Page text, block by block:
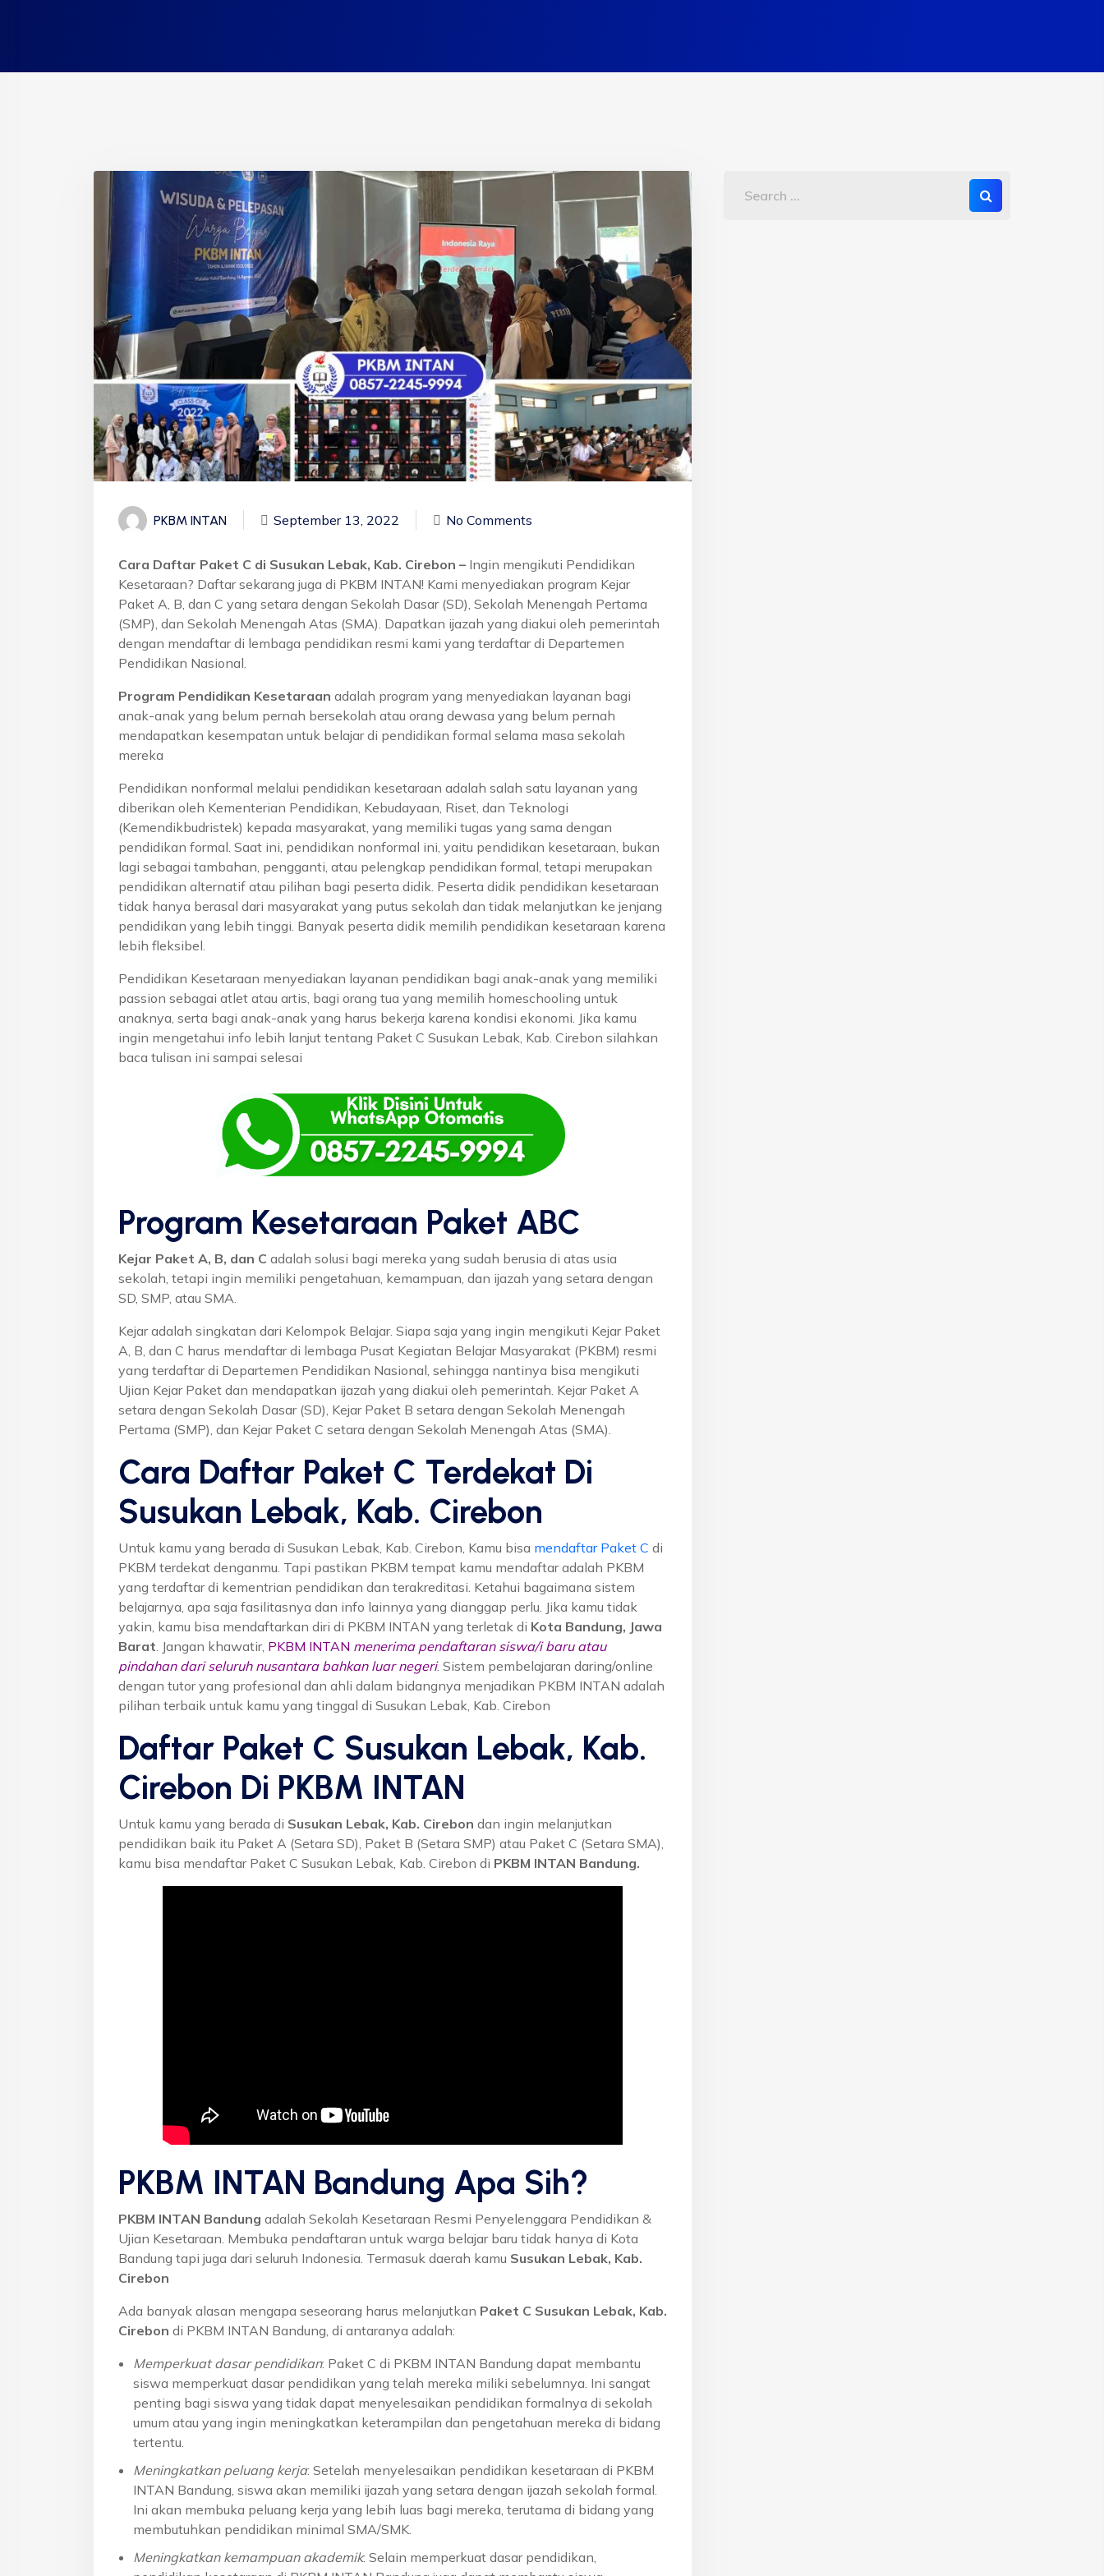
PKBM INTAN September 13, 2022 No Comments
Cara Daftar Paket C di Susukan Lebak, Kab. Cirebon – Ingin mengikuti Pendidikan
Kesetaraan? Daftar sekarang juga di PKBM INTAN! Kami menyediakan program Kejar
Paket A, B, dan C yang setara dengan Sekolah Dasar (SD), Sekolah Menengah Pertama
(SMP), dan Sekolah Menengah Atas (SMA). Dapatkan ijazah yang diakui oleh pemerintah
dengan mendaftar di lembaga pendidikan resmi kami yang terdaftar di Departemen
Pendidikan Nasional.
Program Pendidikan Kesetaraan adalah program yang menyediakan layanan bagi
anak-anak yang belum pernah bersekolah atau orang dewasa yang belum pernah
mendapatkan kesempatan untuk belajar di pendidikan formal selama masa sekolah
mereka
Pendidikan nonformal melalui pendidikan kesetaraan adalah salah satu layanan yang
diberikan oleh Kementerian Pendidikan, Kebudayaan, Riset, dan Teknologi
(Kemendikbudristek) kepada masyarakat, yang memiliki tugas yang sama dengan
pendidikan formal. Saat ini, pendidikan nonformal ini, yaitu pendidikan kesetaraan, bukan
lagi sebagai tambahan, pengganti, atau pelengkap pendidikan formal, tetapi merupakan
pendidikan alternatif atau pilihan bagi peserta didik. Peserta didik pendidikan kesetaraan
tidak hanya berasal dari masyarakat yang putus sekolah dan tidak melanjutkan ke jenjang
pendidikan yang lebih tinggi. Banyak peserta didik memilih pendidikan kesetaraan karena
lebih fleksibel.
Pendidikan Kesetaraan menyediakan layanan pendidikan bagi anak-anak yang memiliki
passion sebagai atlet atau artis, bagi orang tua yang memilih homeschooling untuk
anaknya, serta bagi anak-anak yang harus bekerja karena kondisi ekonomi. Jika kamu
ingin mengetahui info lebih lanjut tentang Paket C Susukan Lebak, Kab. Cirebon silahkan
baca tulisan ini sampai selesai
Program Kesetaraan Paket ABC
Kejar Paket A, B, dan C adalah solusi bagi mereka yang sudah berusia di atas usia
sekolah, tetapi ingin memiliki pengetahuan, kemampuan, dan ijazah yang setara dengan
SD, SMP, atau SMA.
Kejar adalah singkatan dari Kelompok Belajar. Siapa saja yang ingin mengikuti Kejar Paket
A, B, dan C harus mendaftar di lembaga Pusat Kegiatan Belajar Masyarakat (PKBM) resmi
yang terdaftar di Departemen Pendidikan Nasional, sehingga nantinya bisa mengikuti
Ujian Kejar Paket dan mendapatkan ijazah yang diakui oleh pemerintah. Kejar Paket A
setara dengan Sekolah Dasar (SD), Kejar Paket B setara dengan Sekolah Menengah
Pertama (SMP), dan Kejar Paket C setara dengan Sekolah Menengah Atas (SMA).
Cara Daftar Paket C Terdekat Di
Susukan Lebak, Kab. Cirebon
Untuk kamu yang berada di Susukan Lebak, Kab. Cirebon, Kamu bisa mendaftar Paket C di
PKBM terdekat denganmu. Tapi pastikan PKBM tempat kamu mendaftar adalah PKBM
yang terdaftar di kementrian pendidikan dan terakreditasi. Ketahui bagaimana sistem
belajarnya, apa saja fasilitasnya dan info lainnya yang dianggap perlu. Jika kamu tidak
yakin, kamu bisa mendaftarkan diri di PKBM INTAN yang terletak di Kota Bandung, Jawa
Barat . Jangan khawatir, PKBM INTAN menerima pendaftaran siswa/i baru atau
pindahan dari seluruh nusantara bahkan luar negeri. Sistem pembelajaran daring/online
dengan tutor yang profesional dan ahli dalam bidangnya menjadikan PKBM INTAN adalah
pilihan terbaik untuk kamu yang tinggal di Susukan Lebak, Kab. Cirebon
Daftar Paket C Susukan Lebak, Kab.
Cirebon Di PKBM INTAN
Untuk kamu yang berada di Susukan Lebak, Kab. Cirebon dan ingin melanjutkan
pendidikan baik itu Paket A (Setara SD), Paket B (Setara SMP) atau Paket C (Setara SMA),
kamu bisa mendaftar Paket C Susukan Lebak, Kab. Cirebon di PKBM INTAN Bandung.
PKBM INTAN Bandung Apa Sih?
PKBM INTAN Bandung adalah Sekolah Kesetaraan Resmi Penyelenggara Pendidikan &
Ujian Kesetaraan. Membuka pendaftaran untuk warga belajar baru tidak hanya di Kota
Bandung tapi juga dari seluruh Indonesia. Termasuk daerah kamu Susukan Lebak, Kab.
Cirebon
Ada banyak alasan mengapa seseorang harus melanjutkan Paket C Susukan Lebak, Kab.
Cirebon di PKBM INTAN Bandung, di antaranya adalah:
Memperkuat dasar pendidikan: Paket C di PKBM INTAN Bandung dapat membantu
siswa memperkuat dasar pendidikan yang telah mereka miliki sebelumnya. Ini sangat
penting bagi siswa yang tidak dapat menyelesaikan pendidikan formalnya di sekolah
umum atau yang ingin meningkatkan keterampilan dan pengetahuan mereka di bidang
tertentu.
Meningkatkan peluang kerja: Setelah menyelesaikan pendidikan kesetaraan di PKBM
INTAN Bandung, siswa akan memiliki ijazah yang setara dengan ijazah sekolah formal.
Ini akan membuka peluang kerja yang lebih luas bagi mereka, terutama di bidang yang
membutuhkan pendidikan minimal SMA/SMK.
Meningkatkan kemampuan akademik: Selain memperkuat dasar pendidikan,